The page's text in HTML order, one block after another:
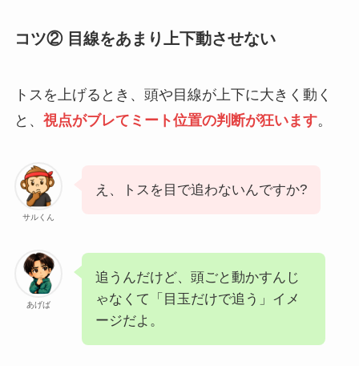
コツ② 目線をあまり上下動させない
トスを上げるとき、頭や目線が上下に大きく動く
と、 視点がブレてミート位置の判断が狂います。
サルくん
え、トスを目で追わないんですか?
あげば
追うんだけど、頭ごと動かすんじ
ゃなくて「目玉だけで追う」イメ
ージだよ。